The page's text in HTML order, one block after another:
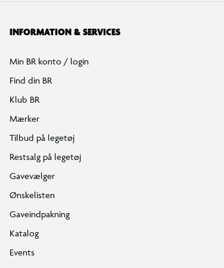
INFORMATION & SERVICES
Min BR konto / login
Find din BR
Klub BR
Mærker
Tilbud på legetøj
Restsalg på legetøj
Gavevælger
Ønskelisten
Gaveindpakning
Katalog
Events